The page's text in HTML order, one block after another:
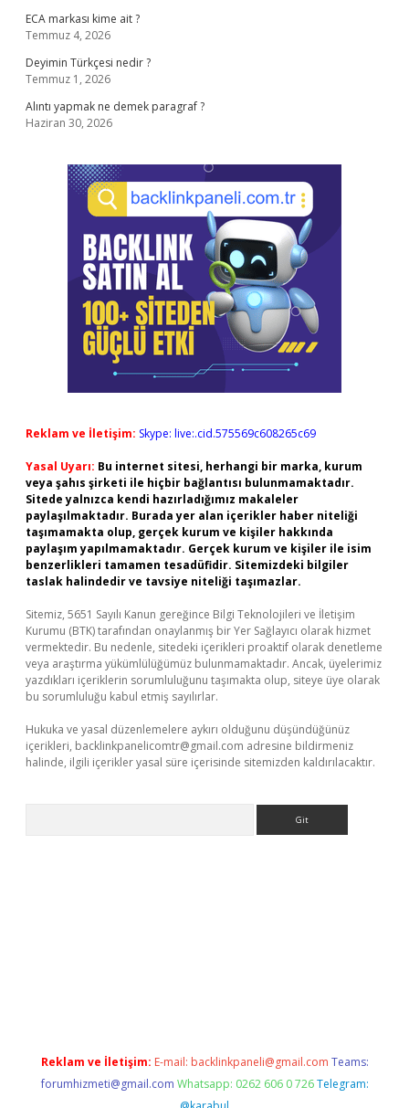
ECA markası kime ait ?
Temmuz 4, 2026
Deyimin Türkçesi nedir ?
Temmuz 1, 2026
Alıntı yapmak ne demek paragraf ?
Haziran 30, 2026
Reklam ve İletişim: Skype: live:.cid.575569c608265c69
Yasal Uyarı: Bu internet sitesi, herhangi bir marka, kurum
veya şahıs şirketi ile hiçbir bağlantısı bulunmamaktadır.
Sitede yalnızca kendi hazırladığımız makaleler
paylaşılmaktadır. Burada yer alan içerikler haber niteliği
taşımamakta olup, gerçek kurum ve kişiler hakkında
paylaşım yapılmamaktadır. Gerçek kurum ve kişiler ile isim
benzerlikleri tamamen tesadüfidir. Sitemizdeki bilgiler
taslak halindedir ve tavsiye niteliği taşımazlar.
Sitemiz, 5651 Sayılı Kanun gereğince Bilgi Teknolojileri ve İletişim
Kurumu (BTK) tarafından onaylanmış bir Yer Sağlayıcı olarak hizmet
vermektedir. Bu nedenle, sitedeki içerikleri proaktif olarak denetleme
veya araştırma yükümlülüğümüz bulunmamaktadır. Ancak, üyelerimiz
yazdıkları içeriklerin sorumluluğunu taşımakta olup, siteye üye olarak
bu sorumluluğu kabul etmiş sayılırlar.
Hukuka ve yasal düzenlemelere aykırı olduğunu düşündüğünüz
içerikleri, backlinkpanelicomtr@gmail.com adresine bildirmeniz
halinde, ilgili içerikler yasal süre içerisinde sitemizden kaldırılacaktır.
Reklam ve İletişim: E-mail: backlinkpaneli@gmail.com Teams:
forumhizmeti@gmail.com Whatsapp: 0262 606 0 726 Telegram: